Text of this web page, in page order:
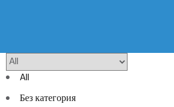
All
Без категория